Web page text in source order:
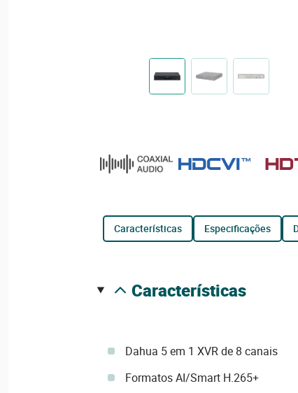
características especificações
características
Dahua 5 em 1 XVR de 8 canais
Formatos AI/Smart H.265+